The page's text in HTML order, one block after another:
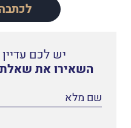
יש לכם
השאירו את